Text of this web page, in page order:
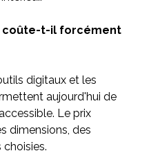
coûte-t-il forcément
digitaux et les
aujourd'hui de
Le prix
dimensions, des